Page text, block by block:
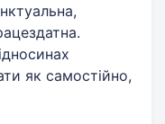
як самостійно,